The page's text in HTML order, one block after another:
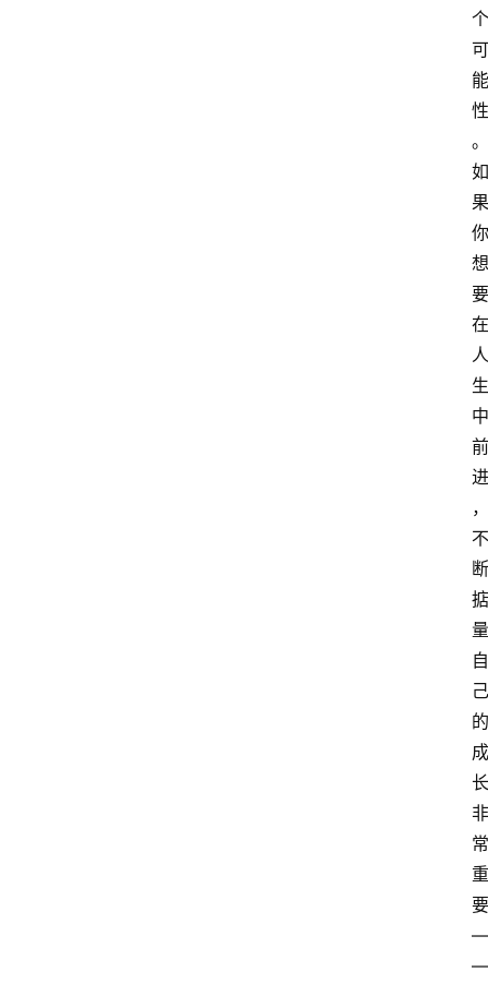
个
可
能
性
。
如
果
你
想
要
在
人
生
中
前
进
，
不
断
掂
量
自
己
的
成
长
非
常
重
要
—
—